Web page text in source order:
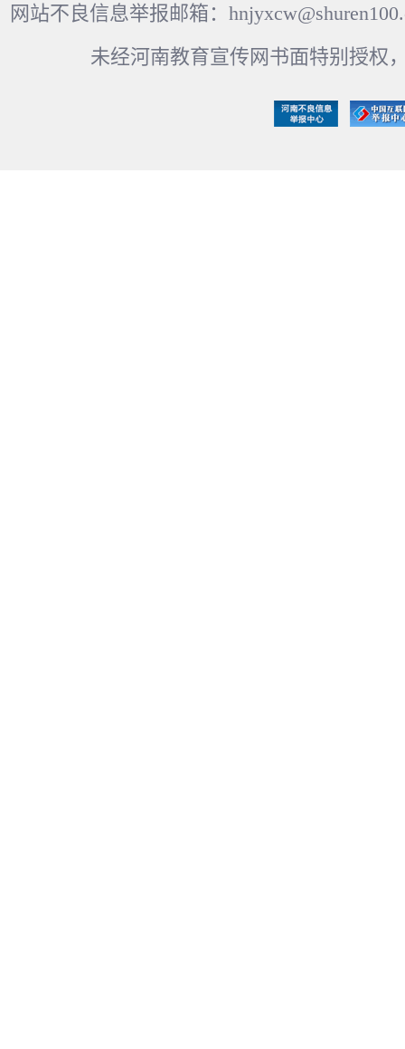
网站不良信息举报邮箱：
未经河南教育宣传网书面特别授权